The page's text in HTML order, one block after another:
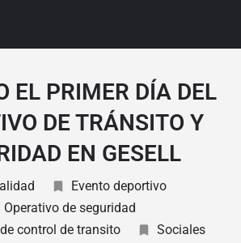
EL PRIMER DÍA DEL
DE TRÁNSITO Y
EN GESELL
Evento deportivo
Operativo de seguridad
control de transito
Sociales